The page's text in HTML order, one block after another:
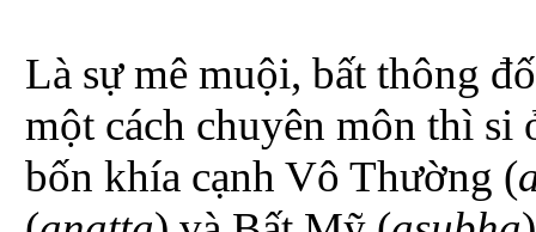
Là sự mê muội, bất thông
một cách chuyên môn thì si
bốn khía cạnh Vô Thường (